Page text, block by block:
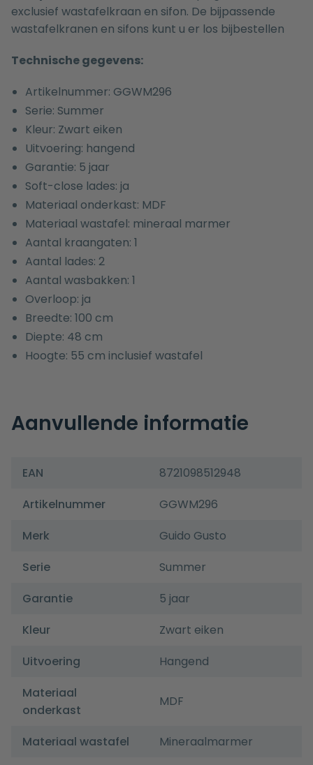
exclusief wastafelkraan en sifon. De bijpassende
wastafelkranen en sifons kunt u er los bijbestellen
Technische gegevens:
Artikelnummer: GGWM296
Serie: Summer
Kleur: Zwart eiken
Uitvoering: hangend
Garantie: 5 jaar
Soft-close lades: ja
Materiaal onderkast: MDF
Materiaal wastafel: mineraal marmer
Aantal kraangaten: 1
Aantal lades: 2
Aantal wasbakken: 1
Overloop: ja
Breedte: 100 cm
Diepte: 48 cm
Hoogte: 55 cm inclusief wastafel
Aanvullende informatie
EAN
8721098512948
Artikelnummer
GGWM296
Merk
Guido Gusto
Serie
Summer
Garantie
5 jaar
Kleur
Zwart eiken
Uitvoering
Hangend
Materiaal
onderkast
MDF
Materiaal wastafel
Mineraalmarmer